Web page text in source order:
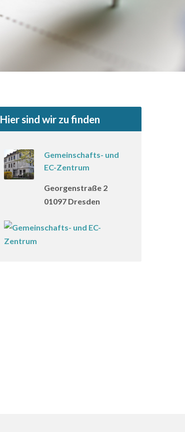
Hier sind wir zu finden
Gemeinschafts- und
EC-Zentrum
Georgenstraße 2
01097 Dresden